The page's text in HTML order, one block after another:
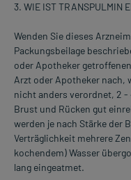
3. WIE IST TRANSPULMIN
Wenden Sie dieses
Packungsbeilage
oder Apotheker
Arzt oder Apotheker nach,
nicht anders verordnet, 2 -
Brust und Rücken gut
werden je nach Stärke der
Verträglichkeit mehrere
kochendem) Wasser
lang eingeatmet.